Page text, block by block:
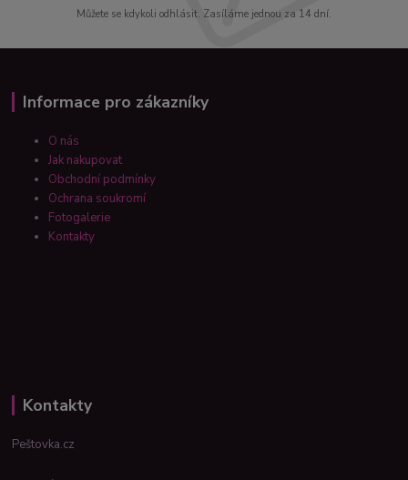
Můžete se kdykoli odhlásit. Zasíláme jednou za 14 dní.
Informace pro zákazníky
O nás
Jak nakupovat
Obchodní podmínky
Ochrana soukromí
Fotogalerie
Kontakty
Kontakty
Peštovka.cz